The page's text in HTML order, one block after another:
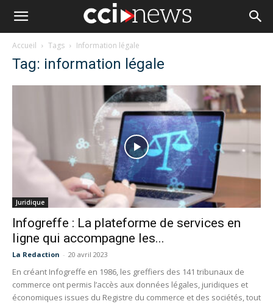
Accueil Tags Information légale
Tag: information légale
Juridique
Infogreffe : La plateforme de services en
ligne qui accompagne les...
La Redaction - 20 avril 2023
En créant Infogreffe en 1986, les greffiers des 141 tribunaux de
commerce ont permis l’accès aux données légales, juridiques et
économiques issues du Registre du commerce et des sociétés, tout